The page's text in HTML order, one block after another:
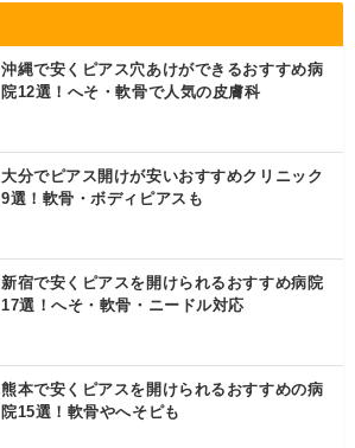
沖縄で安くピアス穴あけができるおすすめ病
院12選！へそ・軟骨で人気の皮膚科
大分でピアス開けが安いおすすめクリニック
9選！軟骨・ボディピアスも
新宿で安くピアスを開けられるおすすめ病院
17選！へそ・軟骨・ニードル対応
熊本で安くピアスを開けられるおすすめの病
院15選！軟骨やへそピも